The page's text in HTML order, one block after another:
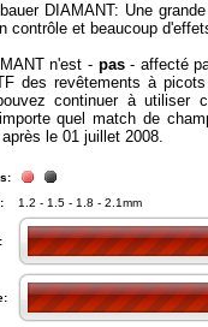
DIAMANT: Une
contrôle et beaucoup
n'est - pas- affecté
des revêtements à
continuer à utiliser
quel match de
le 01 juillet 2008.
1.2 - 1.5 - 1.8 - 2.1mm